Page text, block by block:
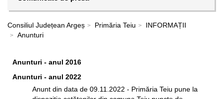
Consiliul Județean Argeș Primăria Teiu
INFORMAȚII
Anunturi
Anunturi - anul 2016
Anunturi - anul 2022
Anunt din data de 09.11.2022 - Primăria Teiu pune la